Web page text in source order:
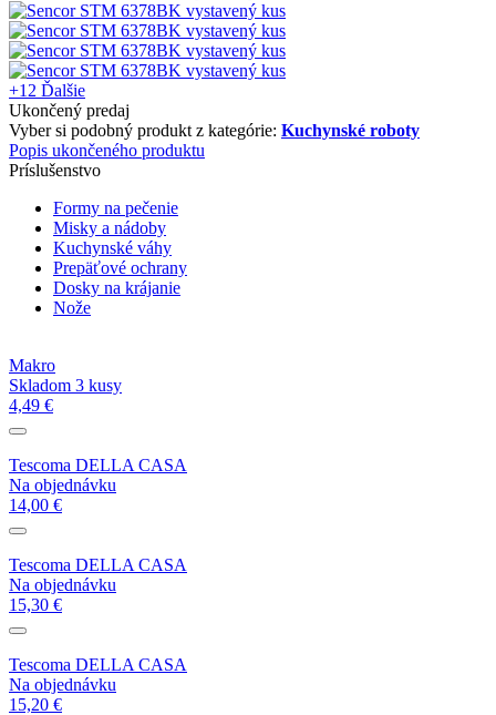
+12 Ďalšie
Ukončený predaj
Vyber si podobný produkt z kategórie: Kuchynské roboty
Popis ukončeného produktu
Príslušenstvo
Formy na pečenie
Misky a nádoby
Kuchynské váhy
Prepäťové ochrany
Dosky na krájanie
Nože
Makro
Skladom 3 kusy
4,49 €
Tescoma DELLA CASA
Na objednávku
14,00 €
Tescoma DELLA CASA
Na objednávku
15,30 €
Tescoma DELLA CASA
Na objednávku
15,20 €